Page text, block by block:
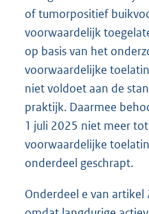
of tumorpositief
voorwaardelijk
op basis van het
voorwaardelijke
niet voldoet aan de
praktijk. Daarmee
1 juli 2025 niet meer
voorwaardelijke
onderdeel geschrapt.
Onderdeel e van artikel